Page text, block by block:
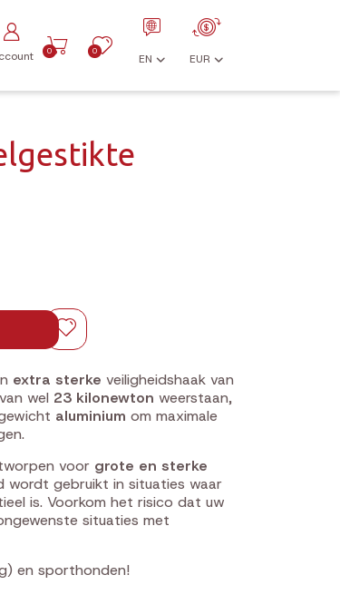
0 0
EN EUR
extra sterke veiligheidshaak van
wel 23 kilonewton weerstaan,
aluminium om maximale
voor grote en sterke
wordt gebruikt in situaties waar
is. Voorkom het risico dat uw
situaties met
en sporthonden!